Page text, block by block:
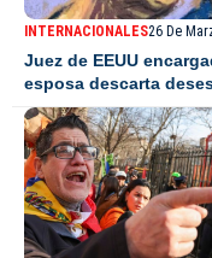
INTERNACIONALES26 De
Juez de EEUU
esposa descarta